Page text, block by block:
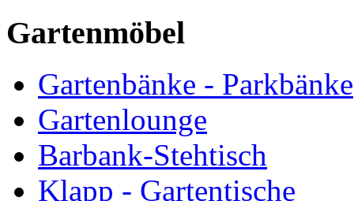
Gartenmöbel
Gartenbänke - Parkbänke
Gartenlounge
Barbank-Stehtisch
Klapp - Gartentische